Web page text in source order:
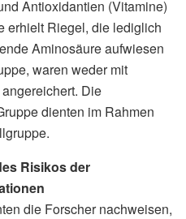
Antioxidantien (Vitamine)
erhielt Riegel, die lediglich
Aminosäure aufwiesen
waren weder mit
Die
dienten im Rahmen
Risikos der
die Forscher nachweisen,